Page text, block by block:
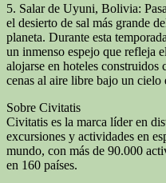
5. Salar de Uyuni, Bolivia:
el desierto de sal más grande
planeta. Durante esta
un inmenso espejo que refleja
alojarse en hoteles construidos
cenas al aire libre bajo un
Sobre Civitatis
Civitatis es la marca líder en
excursiones y actividades en
mundo, con más de 90.000
en 160 países.